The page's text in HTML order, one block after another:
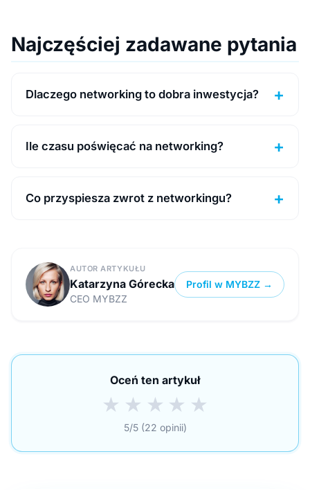
Najczęściej zadawane pytania
Dlaczego networking to dobra inwestycja?
Ile czasu poświęcać na networking?
Co przyspiesza zwrot z networkingu?
AUTOR ARTYKUŁU
Katarzyna Górecka
CEO MYBZZ
Profil w MYBZZ →
Oceń ten artykuł
★ ★ ★ ★ ★
5/5 (22 opinii)